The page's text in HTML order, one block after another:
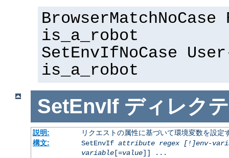
BrowserMatchNoCase
is_a_robot
SetEnvIfNoCase
is_a_robot
SetEnvIf ディレク
説明:
リクエストの属性に基づいて環境変数を設定
構文:
SetEnvIf attribute regex [!]env-
variable[=value]] ...